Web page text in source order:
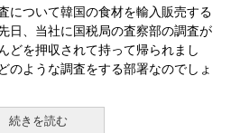
について韓国の食材を輸入販売する
日、当社に国税局の査察部の調査が
どを押収されて持って帰られまし
のような調査をする部署なのでしょ
続きを読む